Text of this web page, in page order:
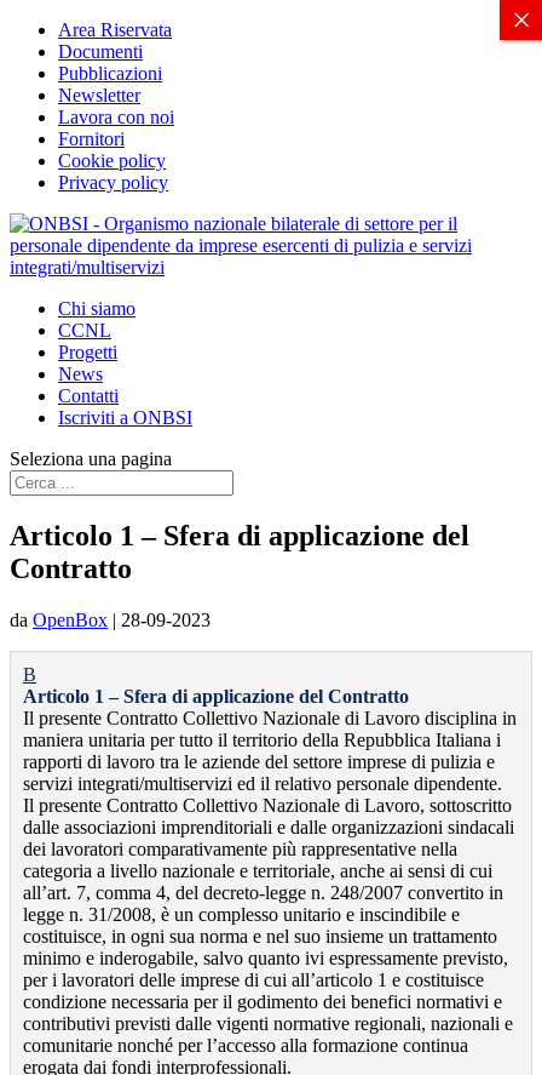
Area Riservata
Documenti
Pubblicazioni
Newsletter
Lavora con noi
Fornitori
Cookie policy
Privacy policy
Chi siamo
CCNL
Progetti
News
Contatti
Iscriviti a ONBSI
Seleziona una pagina
Articolo 1 – Sfera di applicazione del
Contratto
da OpenBox | 28-09-2023
B
Articolo 1 – Sfera di applicazione del Contratto
Il presente Contratto Collettivo Nazionale di Lavoro disciplina in
maniera unitaria per tutto il territorio della Repubblica Italiana i
rapporti di lavoro tra le aziende del settore imprese di pulizia e
servizi integrati/multiservizi ed il relativo personale dipendente.
Il presente Contratto Collettivo Nazionale di Lavoro, sottoscritto
dalle associazioni imprenditoriali e dalle organizzazioni sindacali
dei lavoratori comparativamente più rappresentative nella
categoria a livello nazionale e territoriale, anche ai sensi di cui
all’art. 7, comma 4, del decreto-legge n. 248/2007 convertito in
legge n. 31/2008, è un complesso unitario e inscindibile e
costituisce, in ogni sua norma e nel suo insieme un trattamento
minimo e inderogabile, salvo quanto ivi espressamente previsto,
per i lavoratori delle imprese di cui all’articolo 1 e costituisce
condizione necessaria per il godimento dei benefici normativi e
contributivi previsti dalle vigenti normative regionali, nazionali e
comunitarie nonché per l’accesso alla formazione continua
erogata dai fondi interprofessionali.
X
×